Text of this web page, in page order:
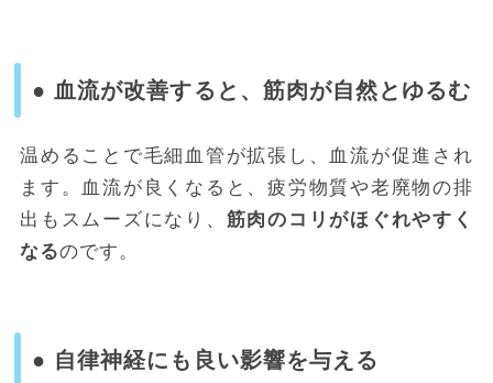
● 血流が改善すると、筋肉が自然とゆるむ
温めることで毛細血管が拡張し、血流が促進され
ます。血流が良くなると、疲労物質や老廃物の排
出もスムーズになり、 筋肉のコリがほぐれやすく
なるのです。
● 自律神経にも良い影響を与える